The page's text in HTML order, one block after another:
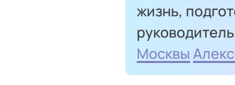
жизнь,
руководитель
Москвы